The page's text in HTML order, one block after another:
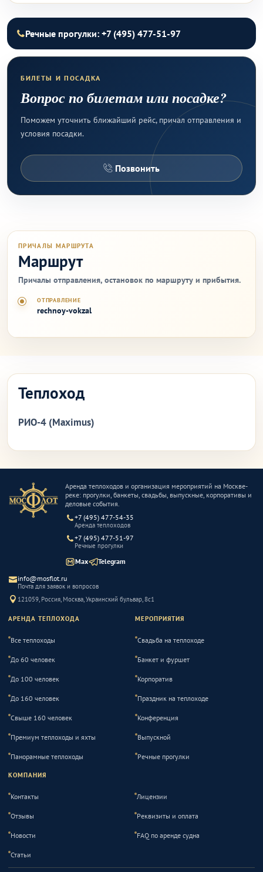
Речные прогулки: +7 (495) 477-51-97
БИЛЕТЫ И ПОСАДКА
Вопрос по билетам или посадке?
Поможем уточнить ближайший рейс, причал отправления и
условия посадки.
Позвонить
ПРИЧАЛЫ МАРШРУТА
Маршрут
Причалы отправления, остановок по маршруту и прибытия.
ОТПРАВЛЕНИЕ
rechnoy-vokzal
Теплоход
РИО-4 (Maximus)
Аренда теплоходов и организация мероприятий на Москве-
реке: прогулки, банкеты, свадьбы, выпускные, корпоративы и
деловые события.
+7 (495) 477-54-35
Аренда теплоходов
+7 (495) 477-51-97
Речные прогулки
info@mosflot.ru
Почта для заявок и вопросов
121059, Россия, Москва, Украинский бульвар, 8с1
Max Telegram
АРЕНДА ТЕПЛОХОДА
Все теплоходы
До 60 человек
До 100 человек
До 160 человек
Свыше 160 человек
Премиум теплоходы и яхты
Панорамные теплоходы
МЕРОПРИЯТИЯ
Свадьба на теплоходе
Банкет и фуршет
Корпоратив
Праздник на теплоходе
Конференция
Выпускной
Речные прогулки
КОМПАНИЯ
Контакты Лицензии
Отзывы Реквизиты и оплата
Новости FAQ по аренде судна
Статьи